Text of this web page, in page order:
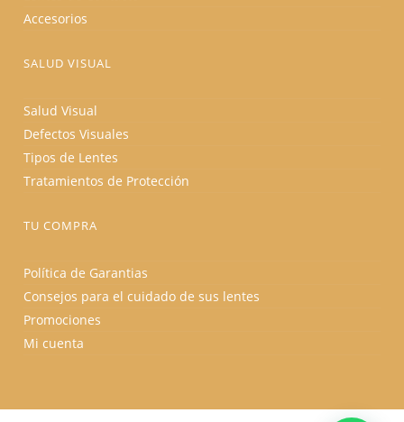
Accesorios
SALUD VISUAL
Salud Visual
Defectos Visuales
Tipos de Lentes
Tratamientos de Protección
TU COMPRA
Política de Garantias
Consejos para el cuidado de sus lentes
Promociones
Mi cuenta